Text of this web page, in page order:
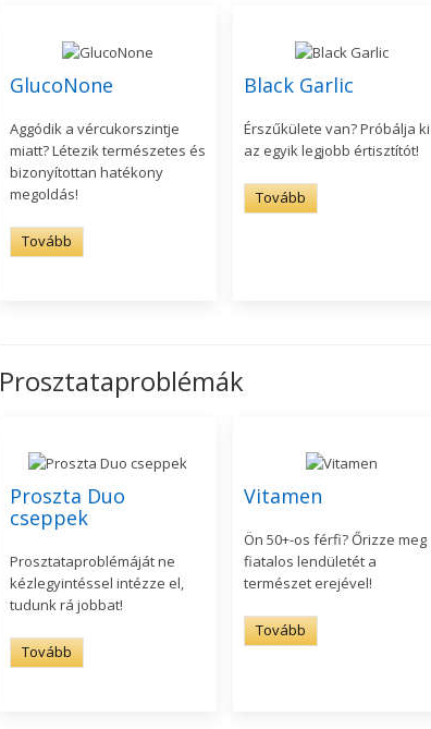
GlucoNone
Aggódik a vércukorszintje
miatt? Létezik természetes és
bizonyítottan hatékony
megoldás!
Tovább
Black Garlic
Érszűkülete van? Próbálja ki
az egyik legjobb értisztítót!
Tovább
Prosztataproblémák
Proszta Duo
cseppek
Prosztataproblémáját ne
kézlegyintéssel intézze el,
tudunk rá jobbat!
Tovább
Vitamen
Ön 50+-os férfi? Őrizze meg
fiatalos lendületét a
természet erejével!
Tovább